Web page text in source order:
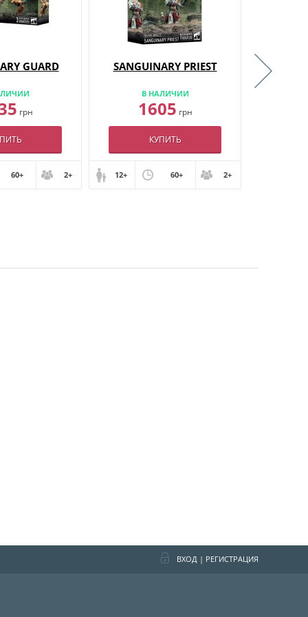
GUARD
грн
60+ 2+
SANGUINARY PRIEST
В НАЛИЧИИ
1605 грн
КУПИТЬ
12+ 60+ 2+
ВХОД | РЕГИСТРАЦИЯ